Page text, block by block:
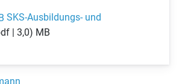
SKS-Ausbildungs- und
| 3,0) MB